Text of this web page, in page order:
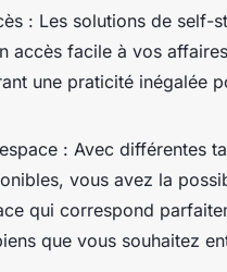
: Les solutions de self-
accès facile à vos
une praticité inégalée
: Avec différentes
vous avez la
qui correspond
que vous souhaitez